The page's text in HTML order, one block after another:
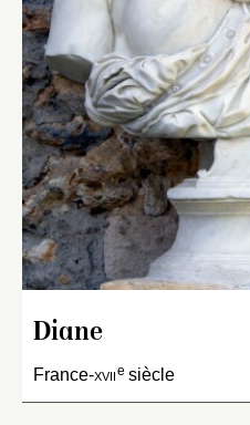
Diane
France-xviie siècle